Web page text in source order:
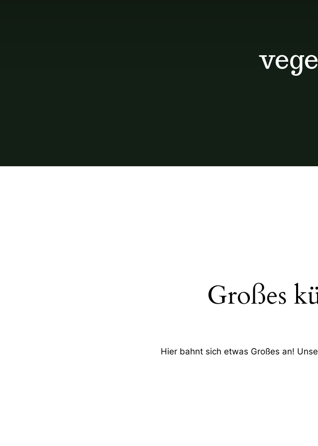
Großes
Hier bahnt sich etwas Großes an!